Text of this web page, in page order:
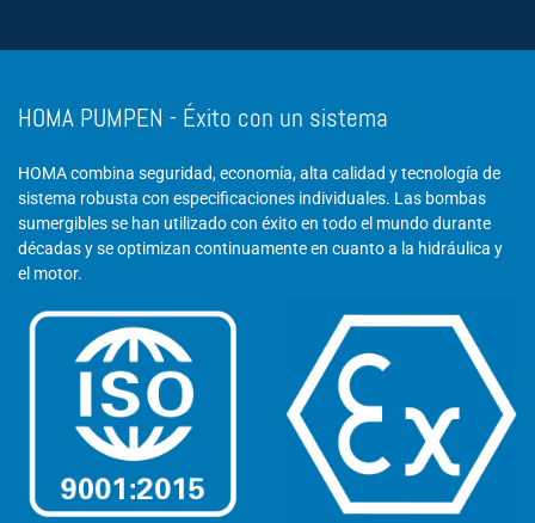
HOMA PUMPEN - Éxito con un sistema
HOMA combina seguridad, economía, alta calidad y tecnología de
sistema robusta con especificaciones individuales. Las bombas
sumergibles se han utilizado con éxito en todo el mundo durante
décadas y se optimizan continuamente en cuanto a la hidráulica y
el motor.